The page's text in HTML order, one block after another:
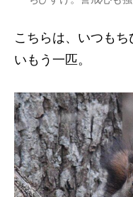
こちらは、いつも
いもう一匹。